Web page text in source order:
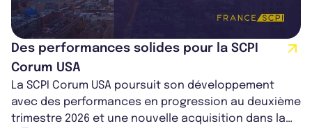
Des performances solides pour la SCPI
Corum USA
La SCPI Corum USA poursuit son développement
avec des performances en progression au deuxième
trimestre 2026 et une nouvelle acquisition dans la